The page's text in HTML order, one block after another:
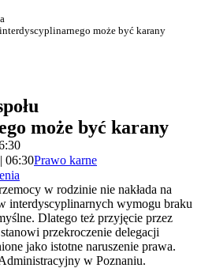
może być karany
może być karany
06:30Prawo karne
w rodzinie nie nakłada na
interdyscyplinarnych wymogu braku
Dlatego też przyjęcie przez
przekroczenie delegacji
jako istotne naruszenie prawa.
w Poznaniu.